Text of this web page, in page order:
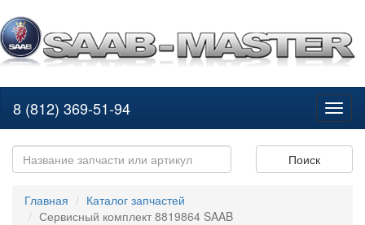
8 (812) 369-51-94
Поиск
Главная
Каталог запчастей
Сервисный комплект 8819864 SAAB